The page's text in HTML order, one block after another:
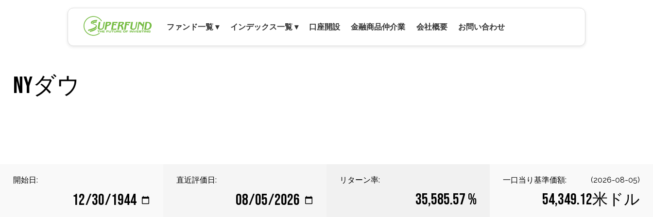
ファンド一覧 ▾ インデックス一覧 ▾ 口座開設 金融商品仲介業 会社概要 お問い合わせ
NYダウ
開始日: 直近評価日: リターン率:
35,585.57 %
一口当り基準価額: (2026-08-05)
54,349.12米ドル